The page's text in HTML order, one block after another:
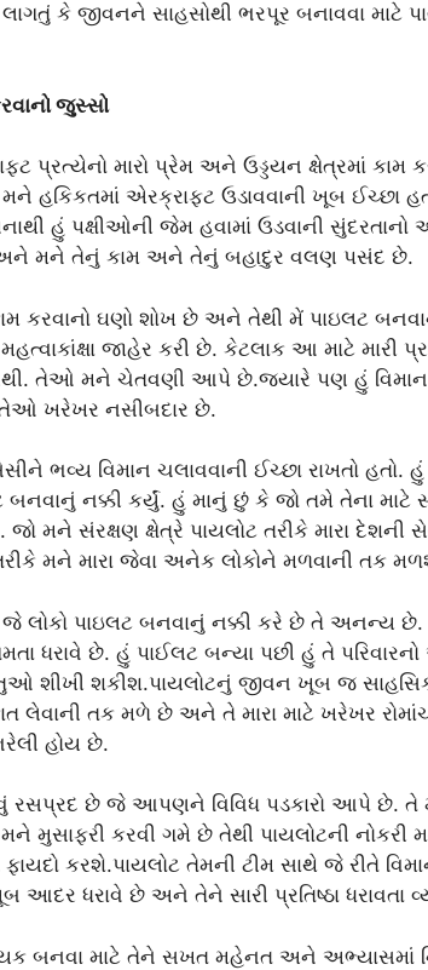
કે જીવનને સાહસોથી ભરપૂર બનાવવા માટે
જુસ્સો
પ્રત્યેનો મારો પ્રેમ અને ઉડ્ડયન ક્ષેત્રમાં કામ
હકિકતમાં એરક્રાફ્ટ ઉડાવવાની ખૂબ ઈચ્છા
હું પક્ષીઓની જેમ હવામાં ઉડવાની સુંદરતાનો
મને તેનું કામ અને તેનું બહાદુર વલણ પસંદ છે.
કરવાનો ઘણો શોખ છે અને તેથી મેં પાઇલટ
જાહેર કરી છે. કેટલાક આ માટે મારી
તેઓ મને ચેતવણી આપે છે.જ્યારે પણ હું વિમાન
ખરેખર નસીબદાર છે.
ભવ્ય વિમાન ચલાવવાની ઈચ્છા રાખતો હતો. હું
બનવાનું નક્કી કર્યું. હું માનું છું કે જો તમે તેના
સંરક્ષણ ક્ષેત્રે પાયલોટ તરીકે મારા દેશની
મને મારા જેવા અનેક લોકોને મળવાની તક
લોકો પાઇલટ બનવાનું નક્કી કરે છે તે અનન્ય
ધરાવે છે. હું પાઈલટ બન્યા પછી હું તે
શીખી શકીશ.પાયલોટનું જીવન ખૂબ જ
લેવાની તક મળે છે અને તે મારા માટે ખરેખર
હોય છે.
રસપ્રદ છે જે આપણને વિવિધ પડકારો આપે છે.
મુસાફરી કરવી ગમે છે તેથી પાયલોટની નોકરી
ફાયદો કરશે.પાયલોટ તેમની ટીમ સાથે જે રીતે
આદર ધરાવે છે અને તેને સારી પ્રતિષ્ઠા ધરાવતા
બનવા માટે તેને સખત મહેનત અને અભ્યાસમાં